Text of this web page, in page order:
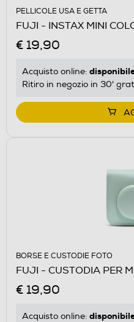
PELLICOLE USA E GETTA
FUJI - INSTAX MINI
€ 19,90
Acquisto online:
Ritiro in negozio in 30'
BORSE E CUSTODIE FOTO
FUJI - CUSTODIA PER
€ 19,90
Acquisto online: